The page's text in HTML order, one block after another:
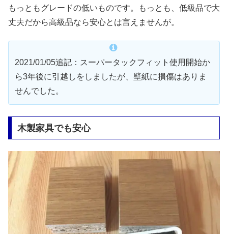
もっともグレードの低いものです。もっとも、低級品で大
丈夫だから高級品なら安心とは言えませんが。
2021/01/05追記：スーパータックフィット使用開始か
ら3年後に引越しをしましたが、壁紙に損傷はありま
せんでした。
木製家具でも安心